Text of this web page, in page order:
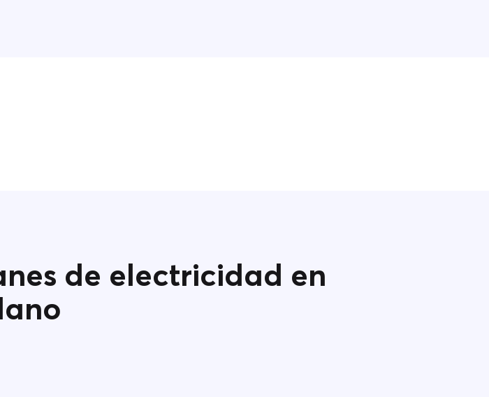
de electricidad en